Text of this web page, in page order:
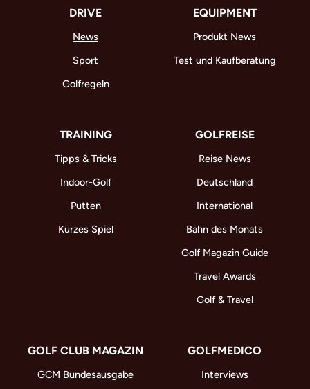
DRIVE
News
Sport
Golfregeln
EQUIPMENT
Produkt News
Test und Kaufberatung
TRAINING
Tipps & Tricks
Indoor-Golf
Putten
Kurzes Spiel
GOLFREISE
Reise News
Deutschland
International
Bahn des Monats
Golf Magazin Guide
Travel Awards
Golf & Travel
GOLF CLUB MAGAZIN
GCM Bundesausgabe
GOLFMEDICO
Interviews